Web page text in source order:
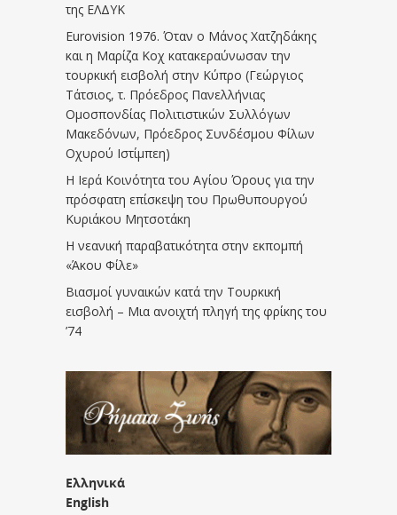
της ΕΛΔΥΚ
Eurovision 1976. Όταν ο Μάνος Χατζηδάκης
και η Μαρίζα Κοχ κατακεραύνωσαν την
τουρκική εισβολή στην Κύπρο (Γεώργιος
Τάτσιος, τ. Πρόεδρος Πανελλήνιας
Ομοσπονδίας Πολιτιστικών Συλλόγων
Μακεδόνων, Πρόεδρος Συνδέσμου Φίλων
Οχυρού Ιστίμπεη)
Η Ιερά Κοινότητα του Αγίου Όρους για την
πρόσφατη επίσκεψη του Πρωθυπουργού
Κυριάκου Μητσοτάκη
Η νεανική παραβατικότητα στην εκπομπή
«Άκου Φίλε»
Βιασμοί γυναικών κατά την Τουρκική
εισβολή – Μια ανοιχτή πληγή της φρίκης του
’74
Ελληνικά
English